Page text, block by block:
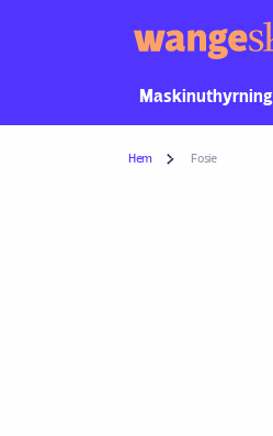
Maskinuthyrning
Hem Fosie